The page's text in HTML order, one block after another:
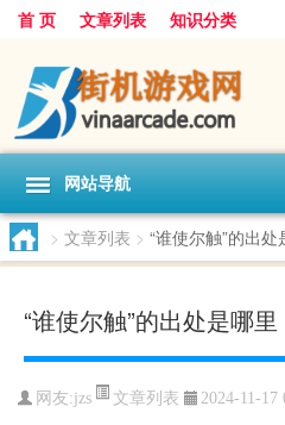
首 页 文章列表 知识分类
网站导航
> 文章列表 > “谁使尔触”的出处
“谁使尔触”的出处是哪里
网友:jzs 文章列表 2024-11-17